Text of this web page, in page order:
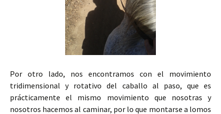
Por otro lado, nos encontramos con el movimiento
tridimensional y rotativo del caballo al paso, que es
prácticamente el mismo movimiento que nosotras y
nosotros hacemos al caminar, por lo que montarse a lomos